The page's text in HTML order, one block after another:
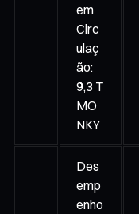
em
Circ
ulaç
ão:
9,3 T
MO
NKY
Des
emp
enho